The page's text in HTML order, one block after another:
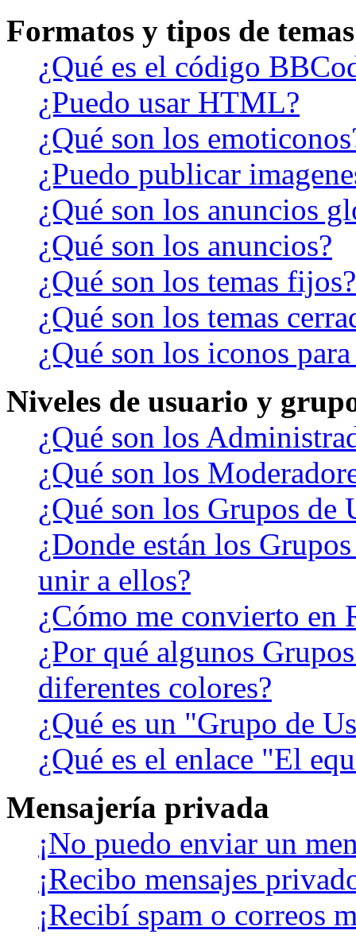
Formatos y tipos de temas
¿Qué es el código
¿Puedo usar HTML?
¿Qué son los
¿Puedo publicar
¿Qué son los anuncios
¿Qué son los anuncios?
¿Qué son los temas fijos?
¿Qué son los temas
¿Qué son los iconos
Niveles de usuario y
¿Qué son los
¿Qué son los
¿Qué son los Grupos de
¿Donde están los
unir a ellos?
¿Cómo me convierto en
¿Por qué algunos
diferentes colores?
¿Qué es un "Grupo de
¿Qué es el enlace "El
Mensajería privada
¡No puedo enviar un
¡Recibo mensajes
¡Recibí spam o correos